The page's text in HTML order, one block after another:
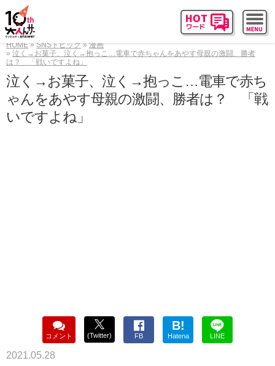
HOME SNSトピック
漫画
泣く→お菓子、泣く→抱っこ…電車で赤ちゃんをあやす母親の激闘、勝者
は？ 「戦いですよね」
泣く→お菓子、泣く→抱っこ…電車で赤ち
ゃんをあやす母親の激闘、勝者は？ 「戦
いですよね」
コメント (Twitter) FB
B!
Hatena LINE
2021.05.28